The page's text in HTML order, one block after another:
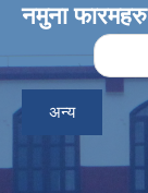
नमुना फारमहरु
Pages
अन्य